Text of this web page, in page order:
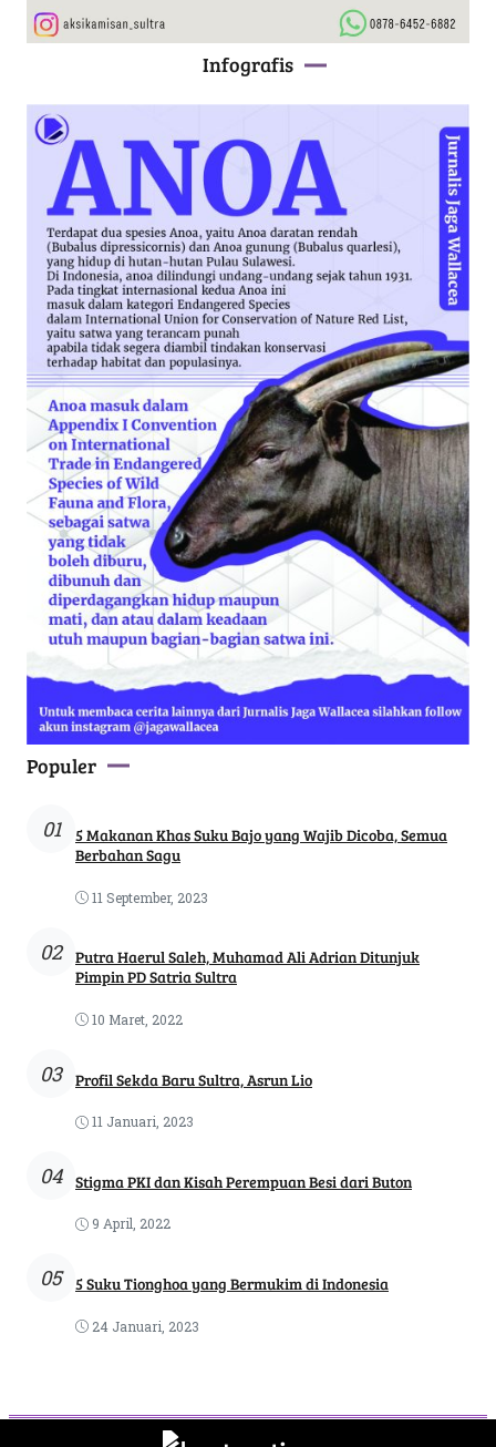
Infografis
Populer
01
5 Makanan Khas Suku Bajo yang Wajib Dicoba, Semua
Berbahan Sagu
11 September, 2023
02
Putra Haerul Saleh, Muhamad Ali Adrian Ditunjuk
Pimpin PD Satria Sultra
10 Maret, 2022
03 Profil Sekda Baru Sultra, Asrun Lio
11 Januari, 2023
04 Stigma PKI dan Kisah Perempuan Besi dari Buton
9 April, 2022
05 5 Suku Tionghoa yang Bermukim di Indonesia
24 Januari, 2023